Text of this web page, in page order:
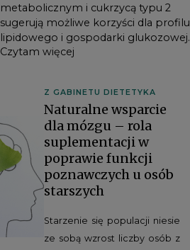
metabolicznym i cukrzycą typu 2
sugerują możliwe korzyści dla profilu
lipidowego i gospodarki glukozowej.
Czytam więcej
Z GABINETU DIETETYKA
Naturalne wsparcie
dla mózgu – rola
suplementacji w
poprawie funkcji
poznawczych u osób
starszych
Starzenie się populacji niesie
ze sobą wzrost liczby osób z